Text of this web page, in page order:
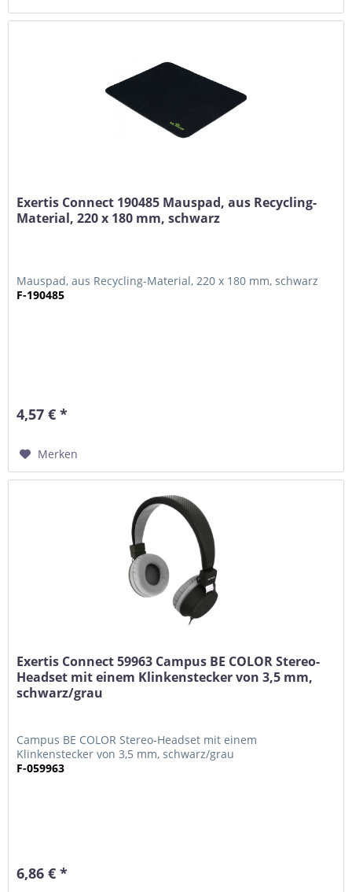
Exertis Connect 190485 Mauspad, aus Recycling-
Material, 220 x 180 mm, schwarz
Mauspad, aus Recycling-Material, 220 x 180 mm, schwarz
F-190485
4,57 € *
Merken
Exertis Connect 59963 Campus BE COLOR Stereo-
Headset mit einem Klinkenstecker von 3,5 mm,
schwarz/grau
Campus BE COLOR Stereo-Headset mit einem
Klinkenstecker von 3,5 mm, schwarz/grau
F-059963
6,86 € *